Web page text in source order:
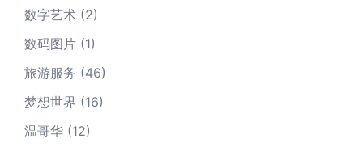
数字艺术 (2)
数码图片 (1)
旅游服务 (46)
梦想世界 (16)
温哥华 (12)